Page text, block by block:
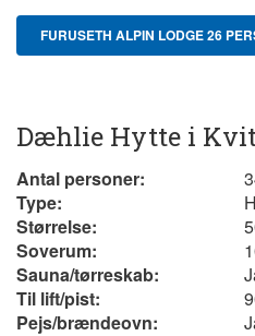
FURUSETH ALPIN LODGE 26
Dæhlie Hytte i
Antal personer:
Type:
Størrelse:
Soverum:
Sauna/tørreskab:
Til lift/pist:
Pejs/brændeovn: